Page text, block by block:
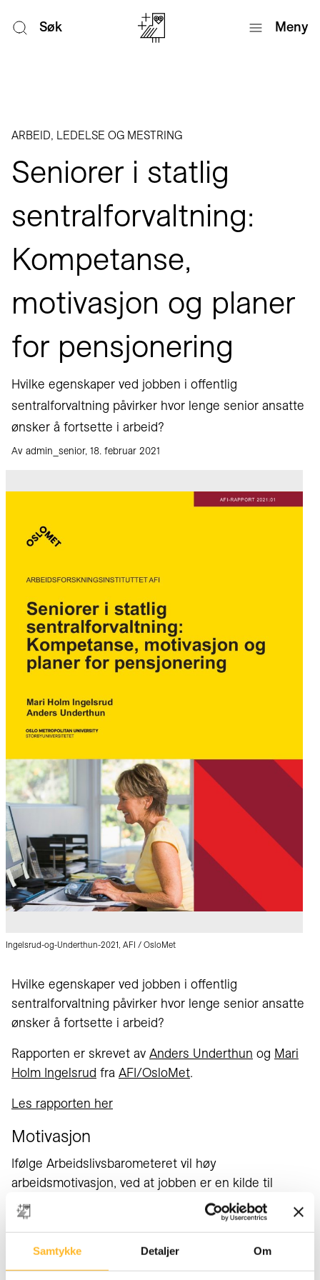
Samtykke Detaljer Om
Søk Meny
ARBEID, LEDELSE OG MESTRING
Seniorer i statlig
sentralforvaltning:
Kompetanse,
motivasjon og planer
for pensjonering
Hvilke egenskaper ved jobben i offentlig
sentralforvaltning påvirker hvor lenge senior ansatte
ønsker å fortsette i arbeid?
Av admin_senior, 18. februar 2021
Ingelsrud-og-Underthun-2021, AFI / OsloMet
Hvilke egenskaper ved jobben i offentlig
sentralforvaltning påvirker hvor lenge senior ansatte
ønsker å fortsette i arbeid?
Rapporten er skrevet av Anders Underthun og Mari
Holm Ingelsrud fra AFI/OsloMet.
Les rapporten her
Motivasjon
Ifølge Arbeidslivsbarometeret vil høy
arbeidsmotivasjon, ved at jobben er en kilde til
utvikling og utfoldelse, minske sannsynligheten for
at ansatte i offentlig sentralforvaltning er pensjonert
sannsynligheten for pensjonering om fem år.